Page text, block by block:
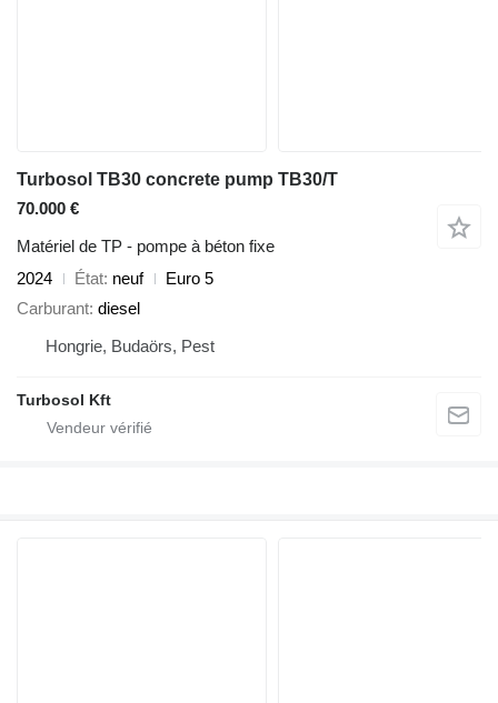
Turbosol TB30 concrete pump TB30/T
70.000 €
Matériel de TP - pompe à béton fixe
2024
État neuf
Euro 5
Carburant diesel
Hongrie, Budaörs, Pest
Turbosol Kft